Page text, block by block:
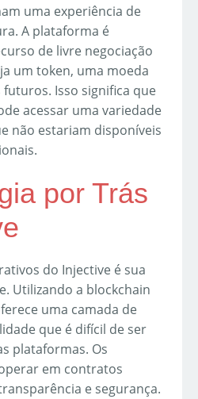
uma experiência de
A plataforma é
de livre negociação
um token, uma moeda
Isso significa que
acessar uma variedade
não estariam disponíveis
por Trás
do Injective é sua
Utilizando a blockchain
uma camada de
que é difícil de ser
plataformas. Os
em contratos
e segurança.